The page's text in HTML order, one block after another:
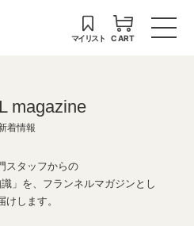
マイリスト CART
magazine
着情報
スタッフからの
」を、フランネルマガジンとし
けします。